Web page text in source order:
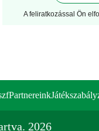
A feliratkozással Ön
Partnereink
2026